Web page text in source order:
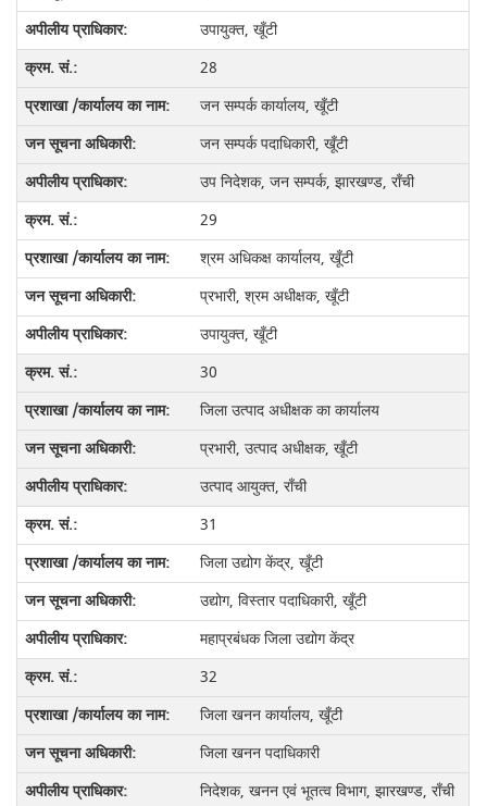
उपायुक्त, खूँटी
28
जन सम्पर्क कार्यालय, खूँटी
जन सम्पर्क पदाधिकारी, खूँटी
उप निदेशक, जन सम्पर्क, झारखण्ड, राँची
29
श्रम अधिकक्ष कार्यालय, खूँटी
प्रभारी, श्रम अधीक्षक, खूँटी
उपायुक्त, खूँटी
30
जिला उत्पाद अधीक्षक का कार्यालय
प्रभारी, उत्पाद अधीक्षक, खूँटी
उत्पाद आयुक्त, राँची
31
जिला उद्योग केंद्र, खूँटी
उद्योग, विस्तार पदाधिकारी, खूँटी
महाप्रबंधक जिला उद्योग केंद्र
32
जिला खनन कार्यालय, खूँटी
जिला खनन पदाधिकारी
निदेशक, खनन एवं भूतत्व विभाग, झारखण्ड, राँची